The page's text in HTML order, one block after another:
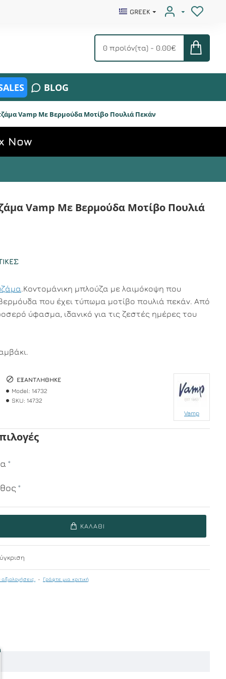
GREEK
0 προϊόν(τα) - 0.00€
BLOG
Vamp Με Βερμούδα Μοτίβο Πουλιά Πεκάν
Now
Vamp Με Βερμούδα Μοτίβο Πουλιά
.Κοντομάνικη μπλούζα με λαιμόκοψη που
που έχει τύπωμα μοτίβο πουλιά πεκάν. Από
ύφασμα, ιδανικό για τις ζεστές ημέρες του
- Γράψτε μια κριτική
ΕΞΑΝΤΛΉΘΗΚΕ
Model: 14732
SKU: 14732
Vamp
ΚΑΛΆΘΙ